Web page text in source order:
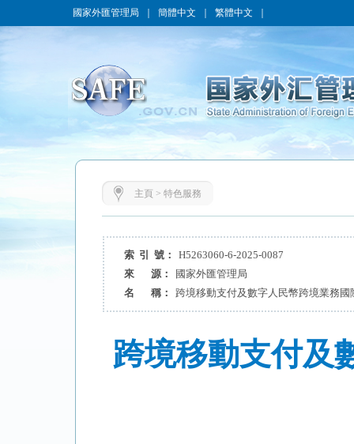
國家外匯管理局 簡體中文 繁體中文
主頁 > 特色服務
索 引 號：
H5263060-6-2025-0087
來 源：
國家外匯管理局
名 稱：
跨境移動支付及數字人民幣跨境業務
跨境移動支付及